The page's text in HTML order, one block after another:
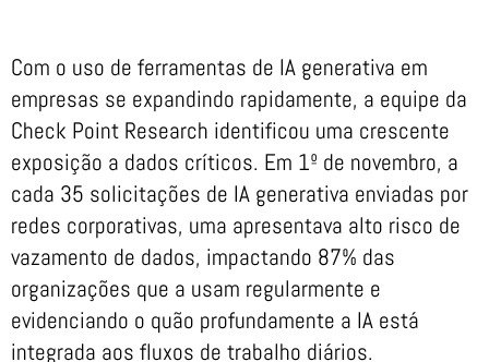
Com o uso de ferramentas de IA generativa em
empresas se expandindo rapidamente, a equipe da
Check Point Research identificou uma crescente
exposição a dados críticos. Em 1º de novembro, a
cada 35 solicitações de IA generativa enviadas por
redes corporativas, uma apresentava alto risco de
vazamento de dados, impactando 87% das
organizações que a usam regularmente e
evidenciando o quão profundamente a IA está
integrada aos fluxos de trabalho diários.